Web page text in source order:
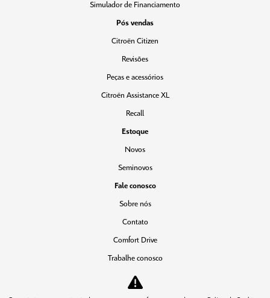
Simulador de Financiamento
Pós vendas
Citroën Citizen
Revisões
Peças e acessórios
Citroën Assistance XL
Recall
Estoque
Novos
Seminovos
Fale conosco
Sobre nós
Contato
Comfort Drive
Trabalhe conosco
Política de privacidade
Teaser Citroen Basalt